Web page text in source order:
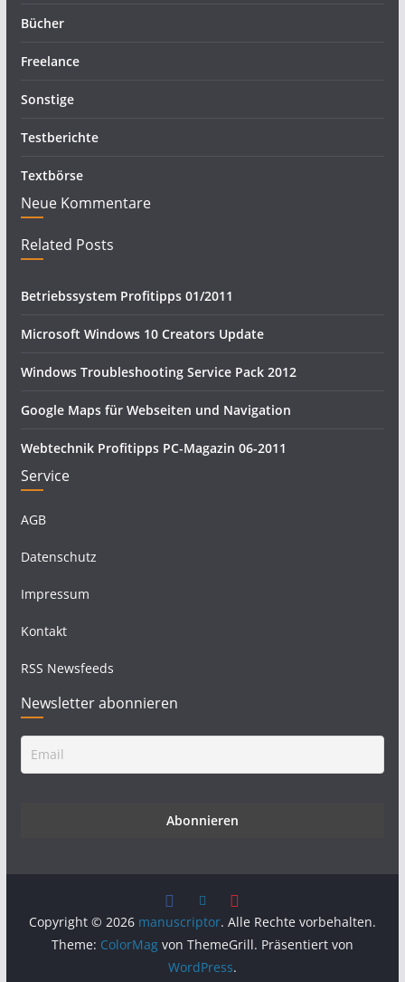
Bücher
Freelance
Sonstige
Testberichte
Textbörse
Neue Kommentare
Related Posts
Betriebssystem Profitipps 01/2011
Microsoft Windows 10 Creators Update
Windows Troubleshooting Service Pack 2012
Google Maps für Webseiten und Navigation
Webtechnik Profitipps PC-Magazin 06-2011
Service
AGB
Datenschutz
Impressum
Kontakt
RSS Newsfeeds
Newsletter abonnieren
Copyright © 2026 manuscriptor. Alle Rechte vorbehalten.
Theme: ColorMagvon ThemeGrill. Präsentiert von
WordPress.